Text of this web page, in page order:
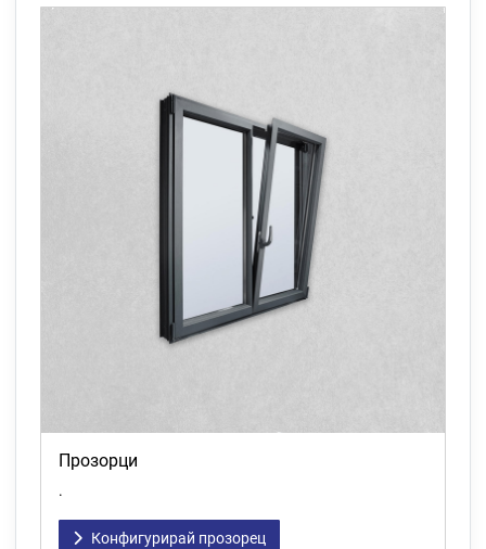
Прозорци
.
Конфигурирай прозорец